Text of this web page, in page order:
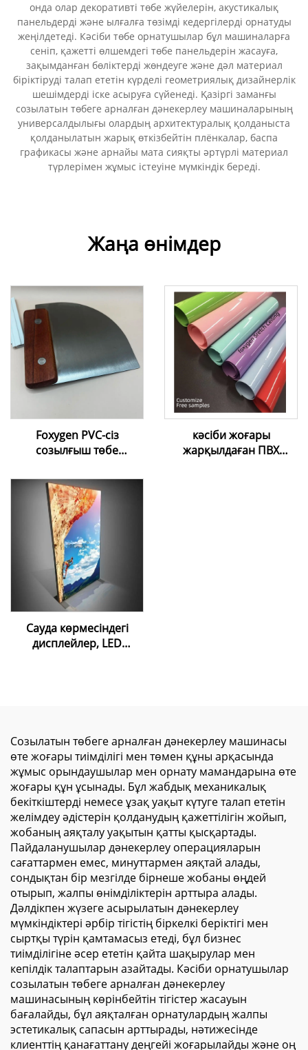
онда олар декоративті төбе жүйелерін, акустикалық
панельдерді және ылғалға төзімді кедергілерді орнатуды
жеңілдетеді. Кәсіби төбе орнатушылар бұл машиналарға
сеніп, қажетті өлшемдегі төбе панельдерін жасауға,
зақымданған бөліктерді жөндеуге және дәл материал
біріктіруді талап ететін күрделі геометриялық дизайнерлік
шешімдерді іске асыруға сүйенеді. Қазіргі заманғы
созылатын төбеге арналған дәнекерлеу машиналарының
универсалдылығы олардың архитектуралық қолданыста
қолданылатын жарық өткізбейтін плёнкалар, баспа
графикасы және арнайы мата сияқты әртүрлі материал
түрлерімен жұмыс істеуіне мүмкіндік береді.
Жаңа өнімдер
Foxygen PVC-сіз
созылғыш төбе
орнату
ыңғайландырғыштары,
шпатель, орнату
құралдары, шпатель
кәсіби жоғары
жарқылдаған ПВХ
Сауда көрмесіндегі
дисплейлер, LED
шамдық тақта
Созылатын төбеге арналған дәнекерлеу машинасы
өте жоғары тиімділігі мен төмен құны арқасында
жұмыс орындаушылар мен орнату мамандарына өте
жоғары құн ұсынады. Бұл жабдық механикалық
бекіткіштерді немесе ұзақ уақыт күтуге талап ететін
желімдеу әдістерін қолданудың қажеттілігін жойып,
жобаның аяқталу уақытын қатты қысқартады.
Пайдаланушылар дәнекерлеу операцияларын
сағаттармен емес, минуттармен аяқтай алады,
сондықтан бір мезгілде бірнеше жобаны өңдей
отырып, жалпы өнімділіктерін арттыра алады.
Дәлдікпен жүзеге асырылатын дәнекерлеу
мүмкіндіктері әрбір тігістің біркелкі беріктігі мен
сыртқы түрін қамтамасыз етеді, бұл бизнес
тиімділігіне әсер ететін қайта шақырулар мен
кепілдік талаптарын азайтады. Кәсіби орнатушылар
созылатын төбеге арналған дәнекерлеу
машинасының көрінбейтін тігістер жасауын
бағалайды, бұл аяқталған орнатулардың жалпы
эстетикалық сапасын арттырады, нәтижесінде
клиенттің қанағаттану деңгейі жоғарылайды және оң